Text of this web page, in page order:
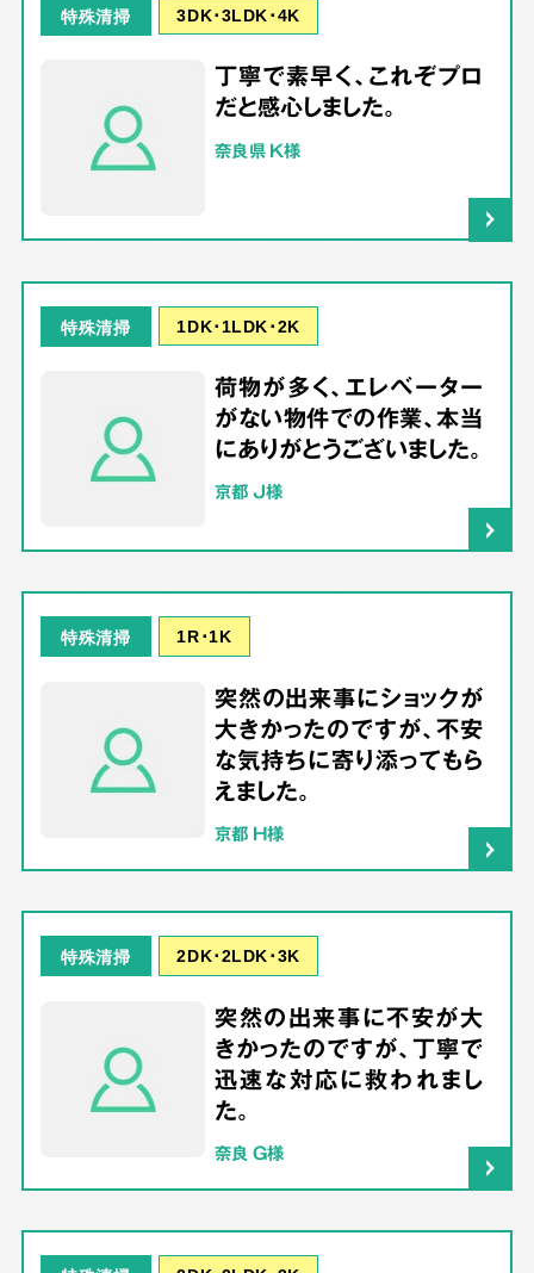
特殊清掃 3DK･3LDK･4K
丁寧で素早く、これぞプロ
だと感心しました。
奈良県 K様
特殊清掃 1DK･1LDK･2K
荷物が多く、エレベーター
がない物件での作業、本当
にありがとうございました。
京都 J様
特殊清掃 1R･1K
突然の出来事にショックが
大きかったのですが、不安
な気持ちに寄り添ってもら
えました。
京都 H様
特殊清掃 2DK･2LDK･3K
突然の出来事に不安が大
きかったのですが、丁寧で
迅速な対応に救われまし
た。
奈良 G様